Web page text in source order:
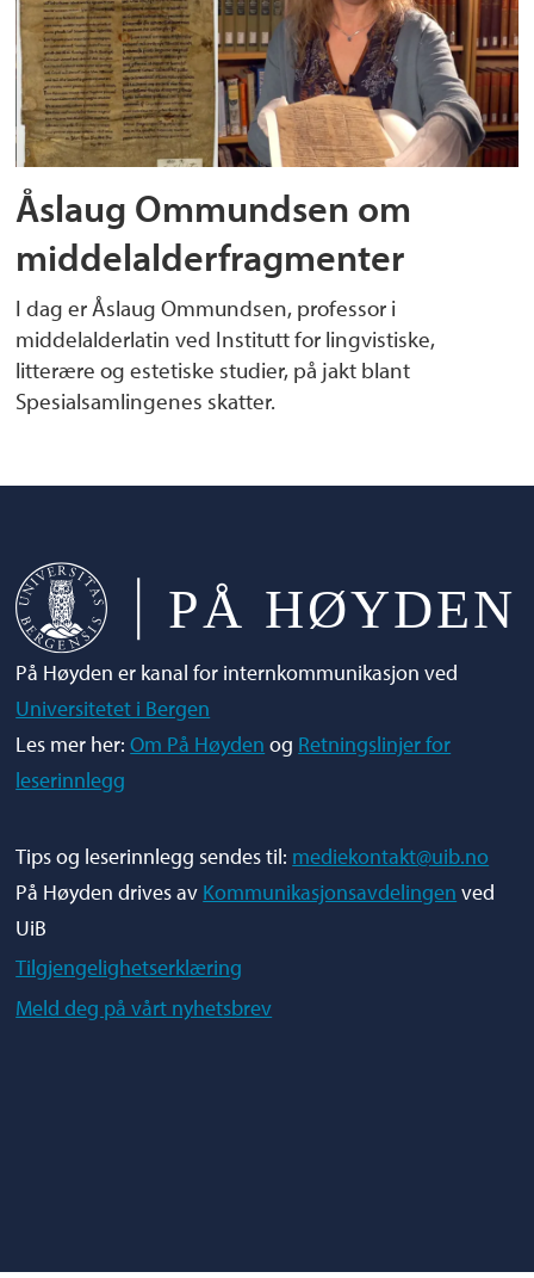
Åslaug Ommundsen om
middelalderfragmenter
I dag er Åslaug Ommundsen, professor i
middelalderlatin ved Institutt for lingvistiske,
litterære og estetiske studier, på jakt blant
Spesialsamlingenes skatter.
På Høyden er kanal for internkommunikasjon ved
Universitetet i Bergen
Les mer her:Om På Høyden og Retningslinjer for
leserinnlegg
Tips og leserinnlegg sendes til: mediekontakt@uib.no
På Høyden drives av Kommunikasjonsavdelingen ved
UiB
Tilgjengelighetserklæring
Meld deg på vårt nyhetsbrev